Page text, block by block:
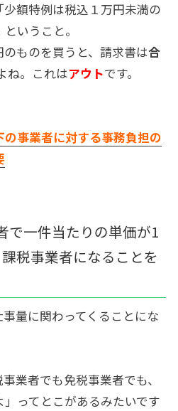
額特例は税込１万円未満の
いうこと。
ものを買うと、請求書は合
ね。これはアウトです。
事業者に対する事務負担の
で一件当たりの単価が1
税事業者になることを
量に関わってくることにな
業者でも免税事業者でも、
ってとこがあるみたいです